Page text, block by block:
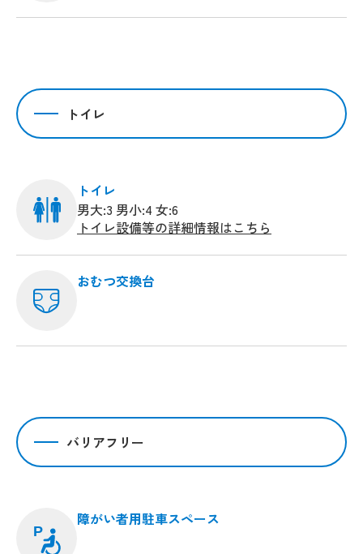
トイレ
トイレ
男大:3 男小:4 女:6
トイレ設備等の詳細情報はこちら
おむつ交換台
バリアフリー
P
障がい者用駐車スペース